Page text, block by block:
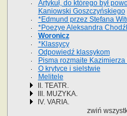
Artykuł, do którego był
Kaniowski Goszczyńskiego
*Edmund przez Stefana
*Poezye Aleksandra
Woronicz
*Klassycy
Odpowiedź klassykom
Pisma rozmaite
O krytyce i sielstwie
Melitele
II. TEATR.
III. MUZYKA.
IV. VARIA.
zwiń